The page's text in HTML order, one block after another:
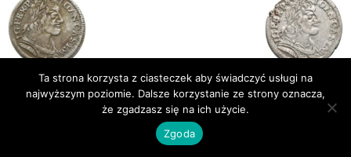
Publikacje
Bibliografia
© Newsmag WordPress Theme by TagDiv
Ta strona korzysta z ciasteczek aby świadczyć usługi na
najwyższym poziomie. Dalsze korzystanie ze strony oznacza,
że zgadzasz się na ich użycie.
Zgoda